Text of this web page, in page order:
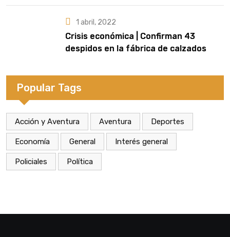
1 abril, 2022
Crisis económica | Confirman 43
despidos en la fábrica de calzados
Popular Tags
Acción y Aventura Aventura Deportes
Economía General Interés general
Policiales Política